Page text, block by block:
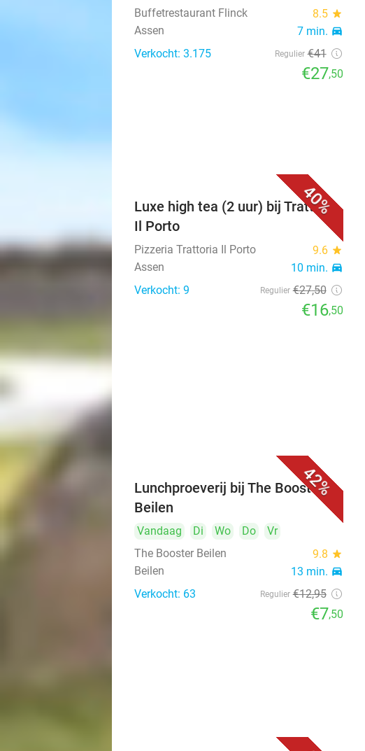
Buffetrestaurant Flinck
8.5 star
Assen 7 min. directions_car
Verkocht: 3.175 Regulier €41
€27,50
40%
Luxe high tea (2 uur) bij Trattoria
Il Porto
Pizzeria Trattoria Il Porto 9.6 star
Assen 10 min. directions_car
Verkocht: 9 Regulier €27,50
€16,50
42%
Lunchproeverij bij The Booster
Beilen
Vandaag Di Wo Do
Vr
The Booster Beilen
9.8 star
Beilen 13 min. directions_car
Verkocht: 63 Regulier €12,95
€7,50